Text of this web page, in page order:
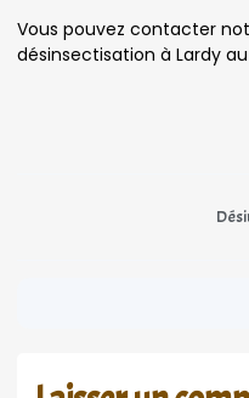
Vous pouvez contacter
désinsectisation à Lardy